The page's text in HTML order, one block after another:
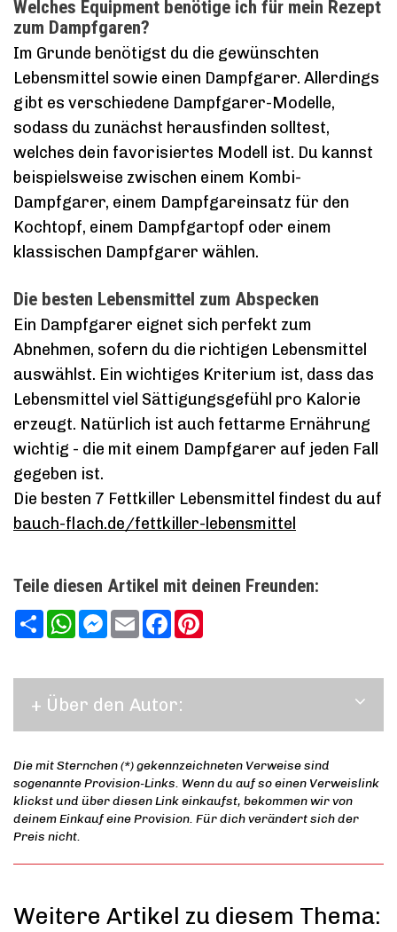
Welches Equipment benötige ich für mein Rezept
zum Dampfgaren?
Im Grunde benötigst du die gewünschten
Lebensmittel sowie einen Dampfgarer. Allerdings
gibt es verschiedene Dampfgarer-Modelle,
sodass du zunächst herausfinden solltest,
welches dein favorisiertes Modell ist. Du kannst
beispielsweise zwischen einem Kombi-
Dampfgarer, einem Dampfgareinsatz für den
Kochtopf, einem Dampfgartopf oder einem
klassischen Dampfgarer wählen.
Die besten Lebensmittel zum Abspecken
Ein Dampfgarer eignet sich perfekt zum
Abnehmen, sofern du die richtigen Lebensmittel
auswählst. Ein wichtiges Kriterium ist, dass das
Lebensmittel viel Sättigungsgefühl pro Kalorie
erzeugt. Natürlich ist auch fettarme Ernährung
wichtig - die mit einem Dampfgarer auf jeden Fall
gegeben ist.
Die besten 7 Fettkiller Lebensmittel findest du auf
bauch-flach.de/fettkiller-lebensmittel
Teile diesen Artikel mit deinen Freunden:
TeilenWhatsAppMessenger
EmailFacebook
+ Über den Autor:
Die mit Sternchen (*) gekennzeichneten Verweise sind
sogenannte Provision-Links. Wenn du auf so einen Verweislink
klickst und über diesen Link einkaufst, bekommen wir von
deinem Einkauf eine Provision. Für dich verändert sich der
Preis nicht.
Weitere Artikel zu diesem Thema: